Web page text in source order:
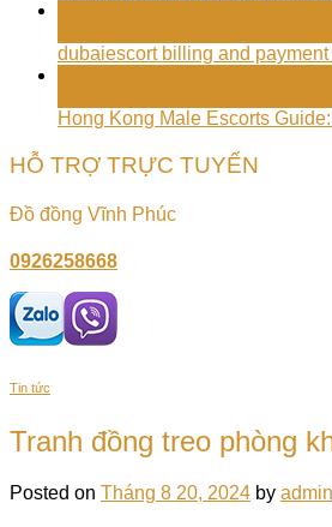
dubaiescort billing and
Hong Kong Male Escorts
HỖ TRỢ TRỰC TUYẾN
Đồ đồng Vĩnh Phúc
0926258668
Tin tức
Tranh đồng treo phòng
Posted on Tháng 8 20, 2024 by admin